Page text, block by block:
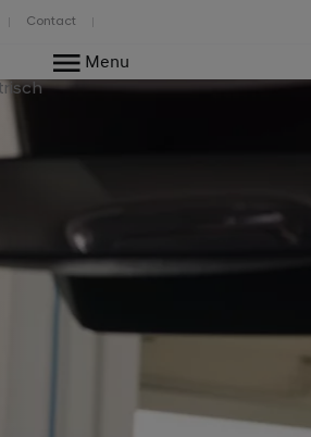
Contact
Menu